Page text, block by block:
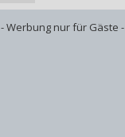
- Werbung nur für Gäste -